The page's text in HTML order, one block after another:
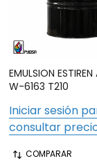
EMULSION
W-6163 T210
Iniciar sesión
consultar
COMPARAR